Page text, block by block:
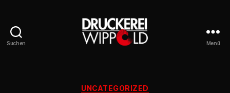
Suchen Menü
Kategorien
UNCATEGORIZED